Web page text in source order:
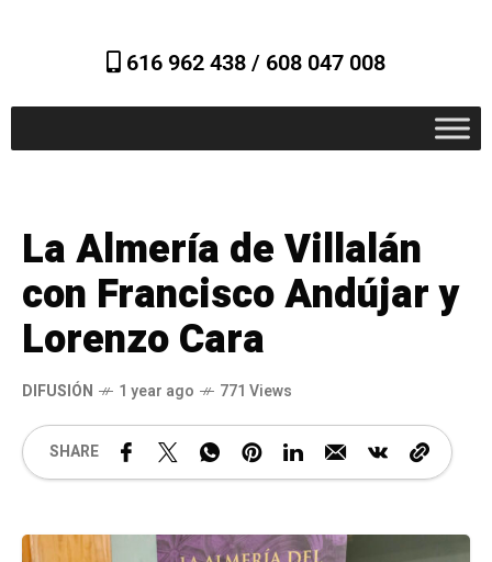
616 962 438 / 608 047 008
La Almería de Villalán
con Francisco Andújar y
Lorenzo Cara
DIFUSIÓN 1 year ago 771 Views
SHARE